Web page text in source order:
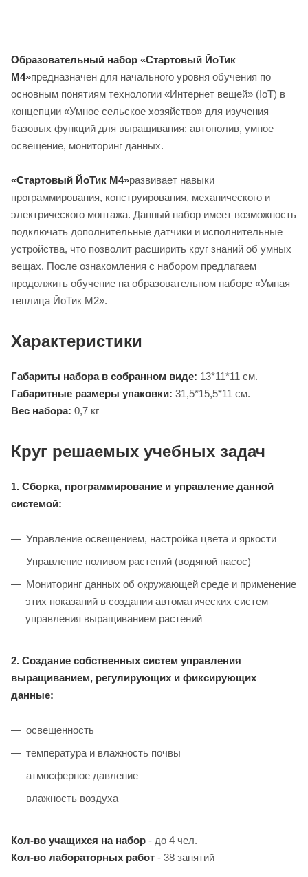
Образовательный набор «Стартовый ЙоТик
М4»предназначен для начального уровня обучения по
основным понятиям технологии «Интернет вещей» (IoT) в
концепции «Умное сельское хозяйство» для изучения
базовых функций для выращивания: автополив, умное
освещение, мониторинг данных.
«Стартовый ЙоТик М4»развивает навыки
программирования, конструирования, механического и
электрического монтажа. Данный набор имеет возможность
подключать дополнительные датчики и исполнительные
устройства, что позволит расширить круг знаний об умных
вещах. После ознакомления с набором предлагаем
продолжить обучение на образовательном наборе «Умная
теплица ЙоТик М2».
Характеристики
Габариты набора в собранном виде: 13*11*11 см.
Габаритные размеры упаковки: 31,5*15,5*11 см.
Вес набора: 0,7 кг
Круг решаемых учебных задач
1. Сборка, программирование и управление данной
системой:
Управление освещением, настройка цвета и яркости
Управление поливом растений (водяной насос)
Мониторинг данных об окружающей среде и применение
этих показаний в создании автоматических систем
управления выращиванием растений
2. Создание собственных систем управления
выращиванием, регулирующих и фиксирующих
данные:
освещенность
температура и влажность почвы
атмосферное давление
влажность воздуха
Кол-во учащихся на набор - до 4 чел.
Кол-во лабораторных работ - 38 занятий